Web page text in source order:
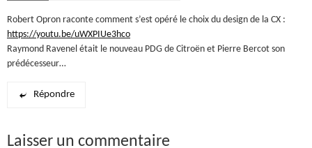
Robert Opron raconte comment s’est opéré le choix du design de la CX :
https://youtu.be/uWXPIUe3hco
Raymond Ravenel était le nouveau PDG de Citroën et Pierre Bercot son
prédécesseur…
Répondre
Laisser un commentaire